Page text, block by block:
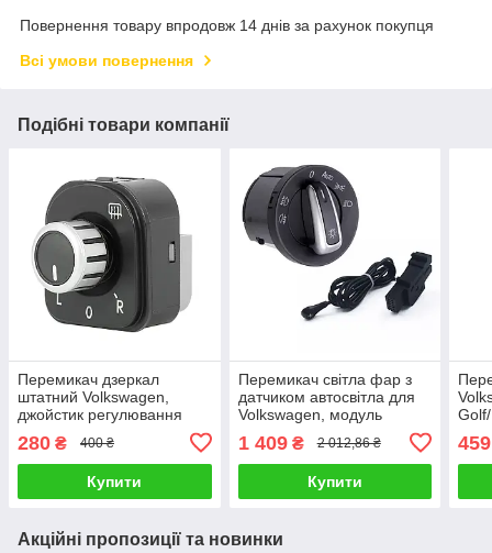
Повернення товару впродовж 14 днів за рахунок покупця
Всі умови повернення
Подібні товари компанії
Перемикач дзеркал
штатний Volkswagen,
джойстик регулювання
280 ₴ 400 ₴
Купити
Перемикач світла фар з
датчиком автосвітла для
Volkswagen, модуль
автосвітла
1 409₴ 2 012,86 ₴
Купити
459
Акційні пропозиції та новинки